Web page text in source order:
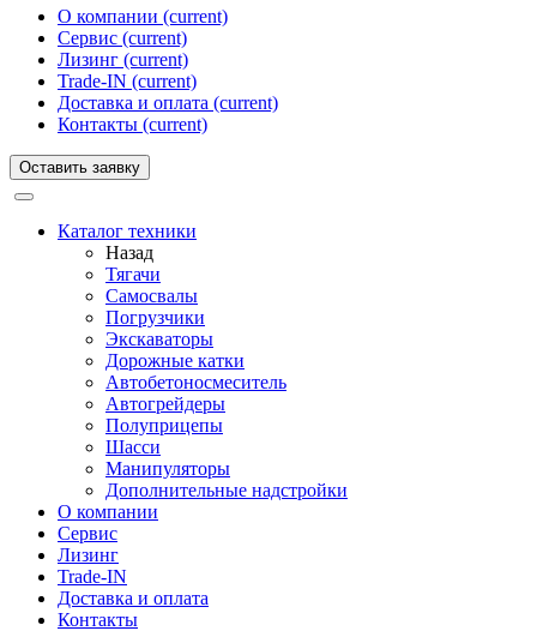
О компании (current)
Сервис (current)
Лизинг (current)
Trade-IN (current)
Доставка и оплата (current)
Контакты (current)
Оставить заявку
Каталог техники
Назад
Тягачи
Cамосвалы
Погрузчики
Экскаваторы
Дорожные катки
Автобетоносмеситель
Автогрейдеры
Полуприцепы
Шасси
Манипуляторы
Дополнительные надстройки
О компании
Сервис
Лизинг
Trade-IN
Доставка и оплата
Контакты